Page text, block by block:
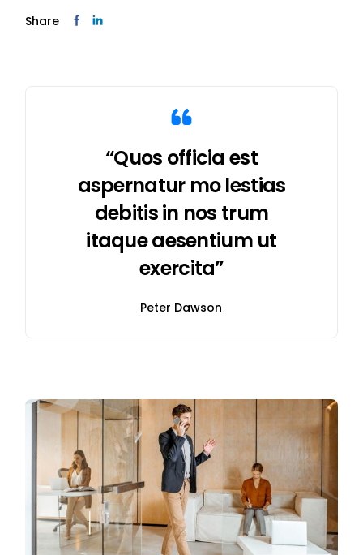
Share
“Quos officia est
aspernatur mo lestias
debitis in nos trum
itaque aesentium ut
exercita”
Peter Dawson